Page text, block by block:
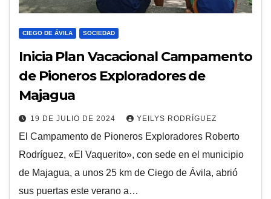
CIEGO DE ÁVILA SOCIEDAD
Inicia Plan Vacacional Campamento
de Pioneros Exploradores de
Majagua
19 DE JULIO DE 2024 YEILYS RODRÍGUEZ
El Campamento de Pioneros Exploradores Roberto
Rodríguez, «El Vaquerito», con sede en el municipio
de Majagua, a unos 25 km de Ciego de Ávila, abrió
sus puertas este verano a…